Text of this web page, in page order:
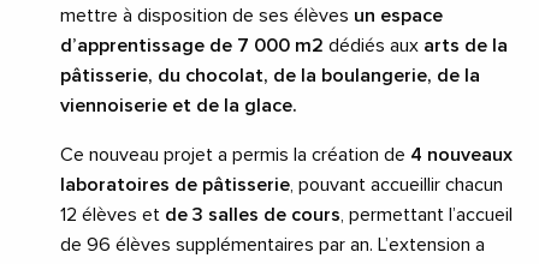
mettre à disposition de ses élèves un espace
d’apprentissage de 7 000 m2 dédiés aux arts de la
pâtisserie, du chocolat, de la boulangerie, de la
viennoiserie et de la glace.
Ce nouveau projet a permis la création de 4 nouveaux
laboratoires de pâtisserie , pouvant accueillir chacun
12 élèves et de 3 salles de cours , permettant l’accueil
de 96 élèves supplémentaires par an. L’extension a